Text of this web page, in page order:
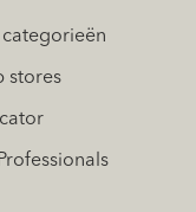
categorieën
stores